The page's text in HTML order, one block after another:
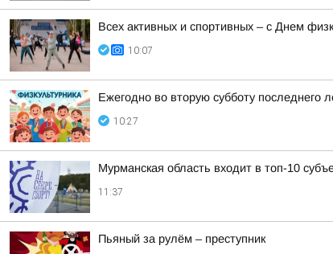
Всех активных и спортивных – с Днем
10:07
Ежегодно во вторую субботу последнего
10:27
Мурманская область входит в топ-10
11:37
Пьяный за рулём – преступник